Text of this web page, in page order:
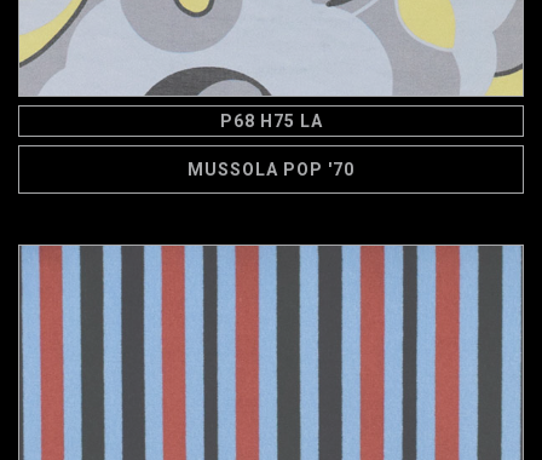
P68 H75 LA
MUSSOLA POP '70